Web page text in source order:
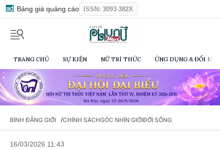
Bảng giá quảng cáo ISSN: 3093-382X
TRANG CHỦ SỰ KIỆN NỮ TRÍ THỨC ỨNG DỤNG & ĐỔI
BÌNH ĐẲNG GIỚI /CHÍNH SÁCHGÓC NHÌN GIỚIĐỜI SỐNG
16/03/2026 11:43